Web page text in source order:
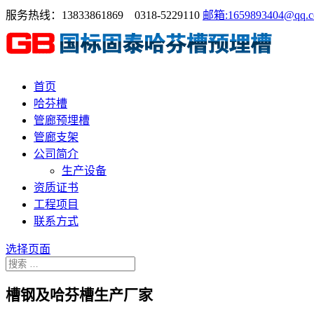
服务热线：13833861869 0318-5229110 邮箱
首页
哈芬槽
管廊预埋槽
管廊支架
公司简介
生产设备
资质证书
工程项目
联系方式
选择页面
槽钢及哈芬槽生产厂家